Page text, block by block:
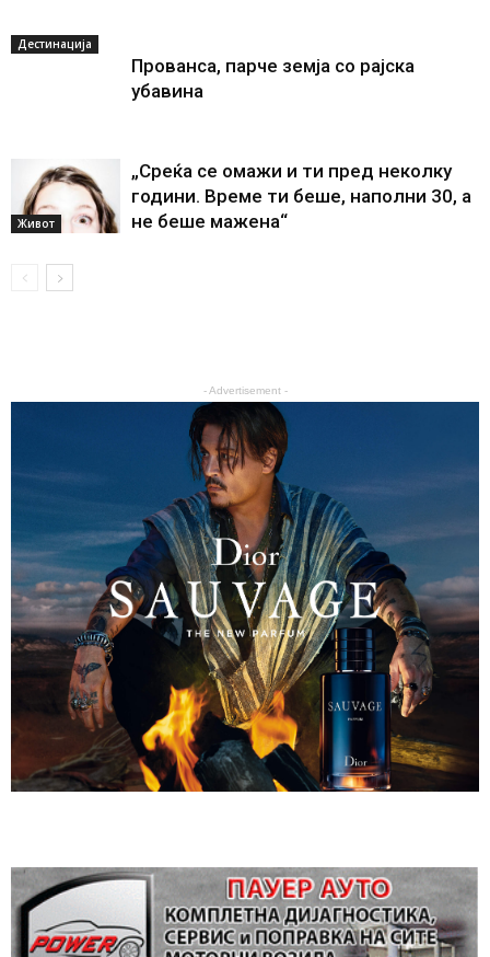
Дестинација
Прованса, парче земја со рајска
убавина
Живот
„Среќа се омажи и ти пред неколку
години. Време ти беше, наполни 30, а
не беше мажена“
- Advertisement -